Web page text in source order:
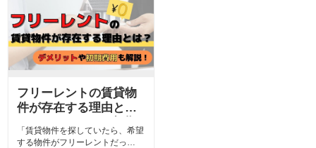
フリーレントの賃貸物
件が存在する理由と
費用も解説！
「賃貸物件を探していたら、希望
する物件がフリーレントだっ